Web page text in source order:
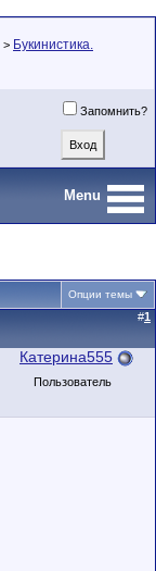
> Букинистика.
Запомнить?
Menu
Опции темы
#1
Катерина555
Пользователь